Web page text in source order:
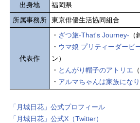
出身地
福岡県
所属事務所
東京俳優生活協同組合
代表作
・ ざつ旅-That's Journey-
・ ウマ娘 プリティーダービ
ン）
・ とんがり帽子のアトリエ
・ アルマちゃんは家族にな
「月城日花」公式プロフィール
「月城日花」公式X（Twitter）